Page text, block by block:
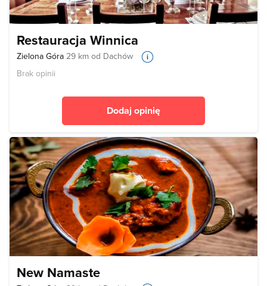
Restauracja Winnica
Zielona Góra 29 km od Dachów
Brak opinii
Dodaj opinię
New Namaste